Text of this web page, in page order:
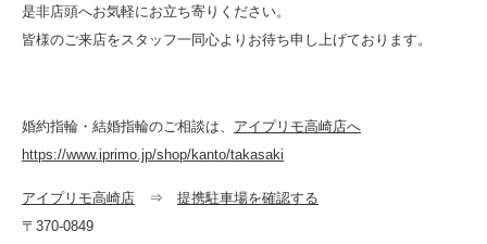
是非店頭へお気軽にお立ち寄りください。
皆様のご来店をスタッフ一同心よりお待ち申し上げております。
婚約指輪・結婚指輪のご相談は、 アイプリモ高崎店へ
https://www.iprimo.jp/shop/kanto/takasaki
アイプリモ高崎店 ⇒ 提携駐車場を確認する
〒370-0849